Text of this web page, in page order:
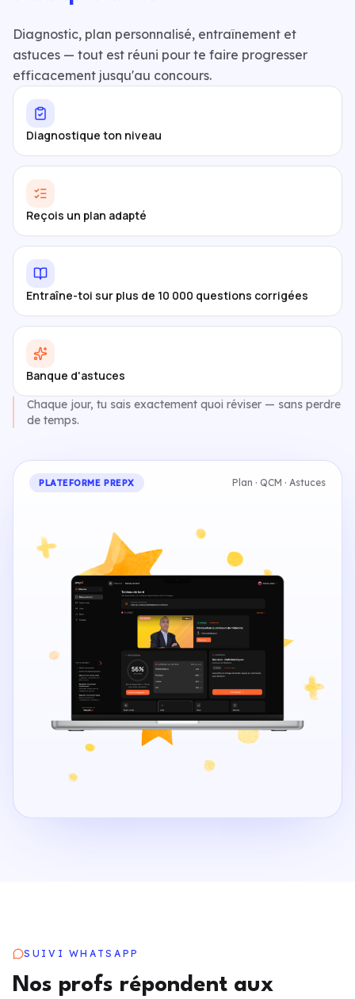
PLATEFORME PREPX Plan · QCM · Astuces
Diagnostic, plan personnalisé, entraînement et
astuces — tout est réuni pour te faire progresser
efficacement jusqu'au concours.
Diagnostique ton niveau
Reçois un plan adapté
Entraîne-toi sur plus de 10 000 questions corrigées
Banque d'astuces
Chaque jour, tu sais exactement quoi réviser — sans perdre
de temps.
SUIVI WHATSAPP
Nos profs répondent aux